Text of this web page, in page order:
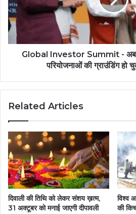
Global Investor Summit - अब
परियोजनाओं की ग्राउंडिंग हो
Related Articles
दिवाली की तिथि को लेकर संशय ख़त्म,
31 अक्टूबर को मनाई जाएगी दीपावली
विश्व
की